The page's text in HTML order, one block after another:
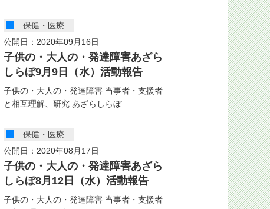
保健・医療
公開日：2020年09月16日
子供の・大人の・発達障害あざら
しらぼ9月9日（水）活動報告
子供の・大人の・発達障害 当事者・支援者
と相互理解、研究 あざらしらぼ
保健・医療
公開日：2020年08月17日
子供の・大人の・発達障害あざら
しらぼ8月12日（水）活動報告
子供の・大人の・発達障害 当事者・支援者